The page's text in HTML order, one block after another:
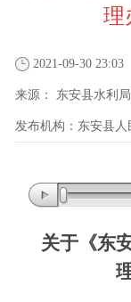
理
2021-09-30 23:03
来源： 东安县水利局
发布机构： 东安县人
关于《东